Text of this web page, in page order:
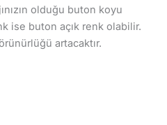
olduğu buton koyu
ise buton açık renk olabilir.
artacaktır.